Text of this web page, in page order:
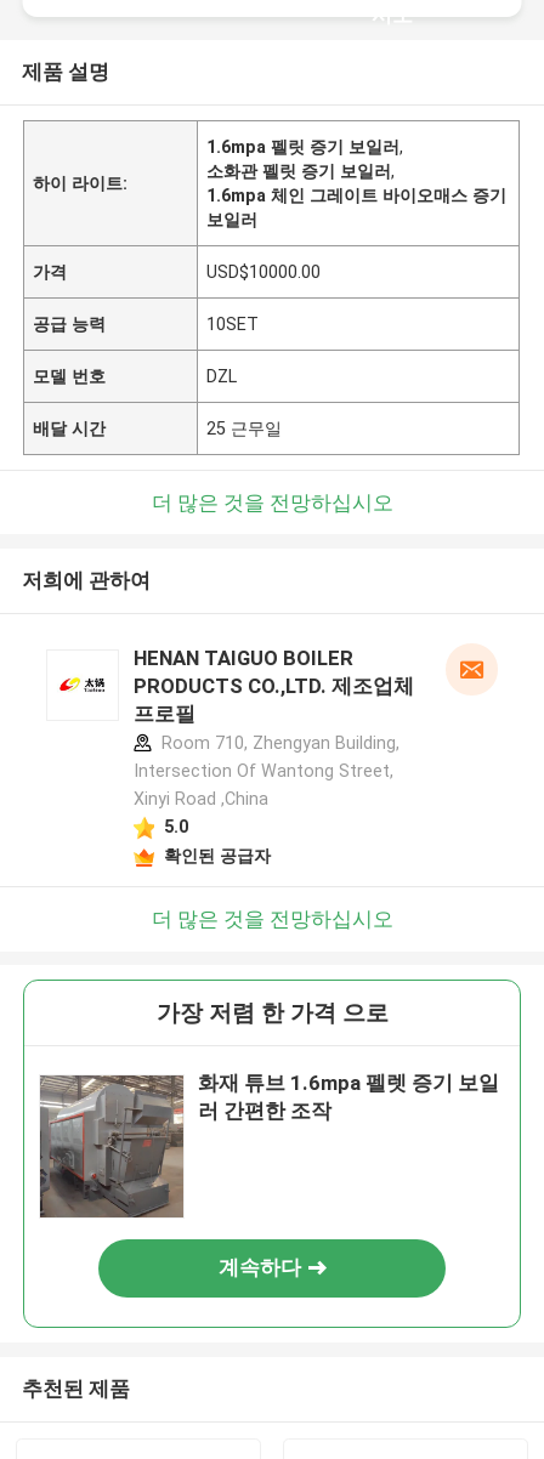
시오
제품 설명
하이 라이트:
1.6mpa 펠릿 증기 보일러,
소화관 펠릿 증기 보일러,
1.6mpa 체인 그레이트 바이오매스 증기
보일러
가격 USD$10000.00
공급 능력 10SET
모델 번호 DZL
배달 시간 25 근무일
더 많은 것을 전망하십시오
저희에 관하여
HENAN TAIGUO BOILER
PRODUCTS CO.,LTD. 제조업체
프로필
Room 710, Zhengyan Building,
Intersection Of Wantong Street,
Xinyi Road ,China
5.0
확인된 공급자
더 많은 것을 전망하십시오
가장 저렴 한 가격 으로
화재 튜브 1.6mpa 펠렛 증기 보일
러 간편한 조작
계속하다
추천된 제품